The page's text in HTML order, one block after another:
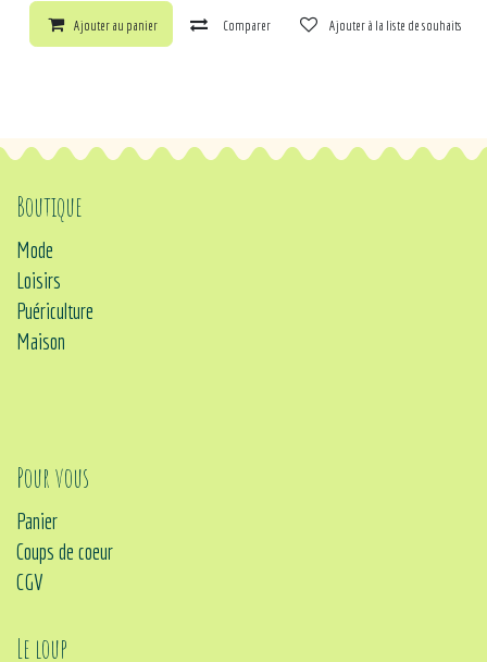
Ajouter au panier Comparer Ajouter à la liste de souhaits
Boutique
Mode
Loisirs
Puériculture
Maison
Pour vous
Panier
Coups de coeur
CGV
Le loup